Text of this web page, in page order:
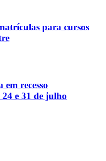
para cursos
recesso
e 31 de julho